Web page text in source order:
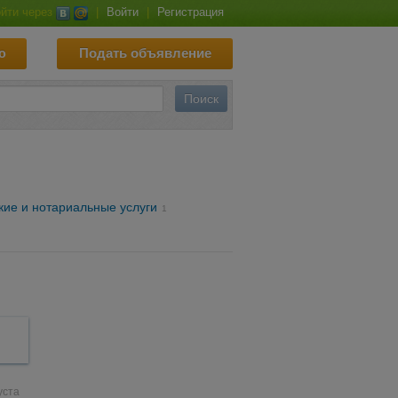
через Войти Регистрация
Подать объявление
и нотариальные услуги 1